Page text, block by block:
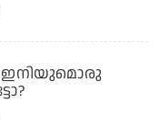
ഇനിയുമൊരു